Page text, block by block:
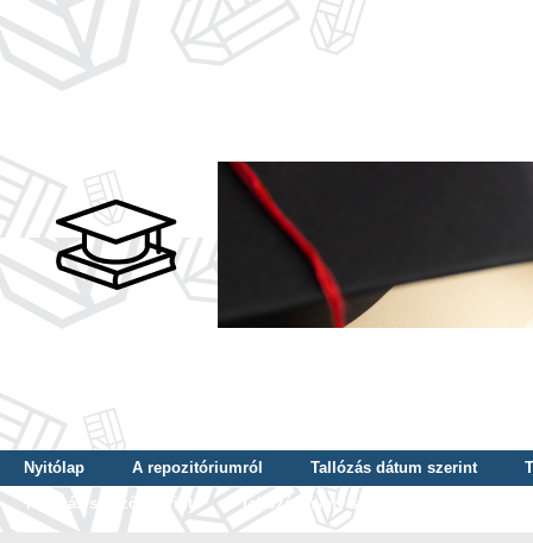
Nyitólap A repozitóriumról Tallózás dátum szerint
Tallózás szerző szerint
Tallózás nyelv szerint